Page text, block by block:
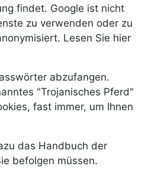
findet. Google ist nicht
zu verwenden oder zu
Lesen Sie hier
abzufangen.
"Trojanisches Pferd"
fast immer, um Ihnen
das Handbuch der
befolgen müssen.